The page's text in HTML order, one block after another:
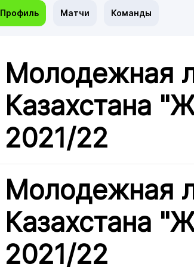
Профиль Матчи Команды
Молодежная
Казахстана
2021/22
Молодежная
Казахстана
2021/22